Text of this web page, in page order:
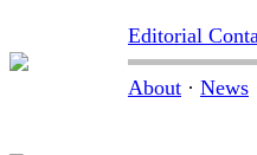
Editorial
About · News